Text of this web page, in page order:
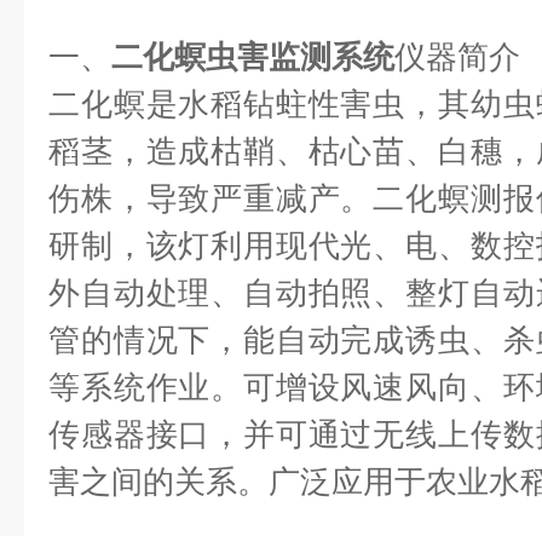
一、 二化螟虫害监测系统仪器简介
二化螟是水稻钻蛀性害虫，其幼
稻茎，造成枯鞘、枯心苗、白穗
伤株，导致严重减产。二化螟测
研制，该灯利用现代光、电、数
外自动处理、自动拍照、整灯自
管的情况下，能自动完成诱虫、
等系统作业。可增设风速风向、
传感器接口，并可通过无线上传
害之间的关系。广泛应用于农业水